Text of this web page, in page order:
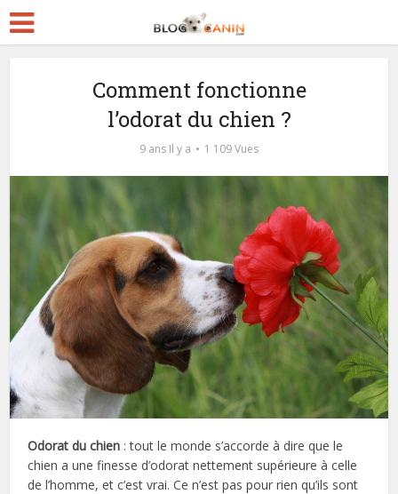
Comment fonctionne
l’odorat du chien ?
9 ans Il y a 1 109 Vues
Odorat du chien : tout le monde s’accorde à dire que le
chien a une finesse d’odorat nettement supérieure à celle
de l’homme, et c’est vrai. Ce n’est pas pour rien qu’ils sont